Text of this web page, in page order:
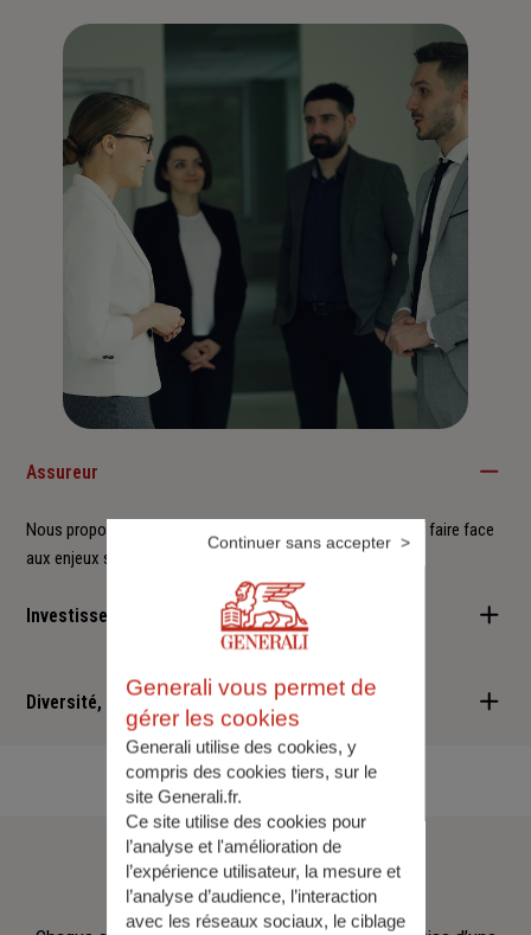
Assureur
Nous proposons à nos clients des solutions durables pour faire face
aux enjeux sociétaux et environnementaux.
Investisseur responsable
financière et retombées positives : cette vision est au cœur des
services que nous vous proposons.
Diversité, Equité, Inclusion
Nous faisons de la diversité, de l'équité et de l'inclusion un
engagement quotidien.
Notreéquipe
Generali vous permet de
gérer les cookies
Generali utilise des cookies, y
compris des cookies tiers, sur le
site Generali.fr.
Ce site utilise des cookies pour
l’analyse et l'amélioration de
l’expérience utilisateur, la mesure et
l’analyse d’audience, l’interaction
avec les réseaux sociaux, le ciblage
Continuer sans accepter